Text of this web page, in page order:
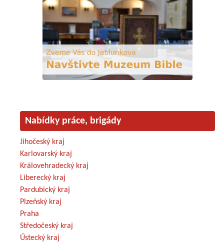
Nabídky práce, brigády
Jihočeský kraj
Karlovarský kraj
Královehradecký kraj
Liberecký kraj
Pardubický kraj
Plzeňský kraj
Praha
Středočeský kraj
Ústecký kraj